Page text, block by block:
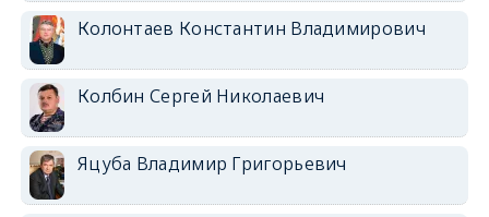
Колонтаев Константин Владимирович
Колбин Сергей Николаевич
Яцуба Владимир Григорьевич